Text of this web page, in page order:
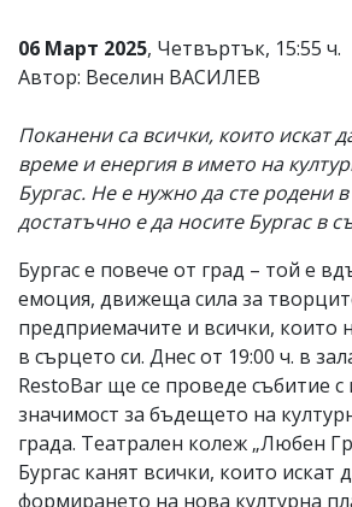
отговорност
за
откриете
обиден
за
вас
коментар,
сигнализирайте
ни!
06 Март 2025, Четвъртък, 15:55 ч.
Автор: Веселин ВАСИЛЕВ
Поканени са всички, които искат
време и енергия в името на
Бургас. Не е нужно да сте родени в
достатъчно е да носите Бургас в
Бургас е повече от град – той е
емоция, движеща сила за
предприемачите и всички, които
в сърцето си. Днес от 19:00 ч. в
RestoBar ще се проведе събитие
значимост за бъдещето на
града. Театрален колеж „Любен
Бургас канят всички, които искат
формирането на нова културна